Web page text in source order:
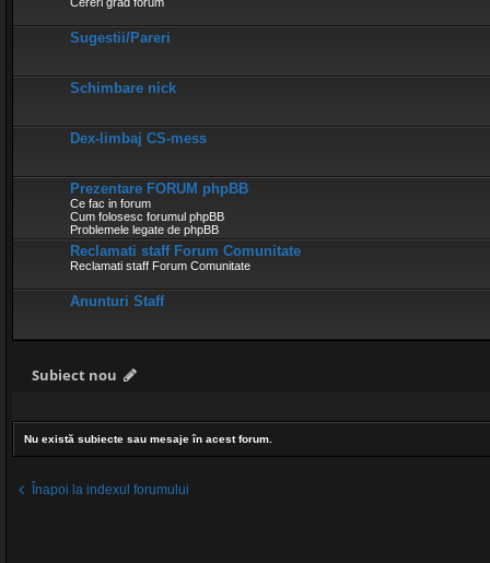
Sugestii/Pareri
Schimbare nick
Dex-limbaj CS-mess
Prezentare FORUM phpBB
Ce fac in forum
Cum folosesc forumul phpBB
Problemele legate de phpBB
Reclamati staff Forum Comunitate
Reclamati staff Forum Comunitate
Anunturi Staff
Subiect nou
Nu există subiecte sau mesaje în acest forum.
Înapoi la indexul forumului